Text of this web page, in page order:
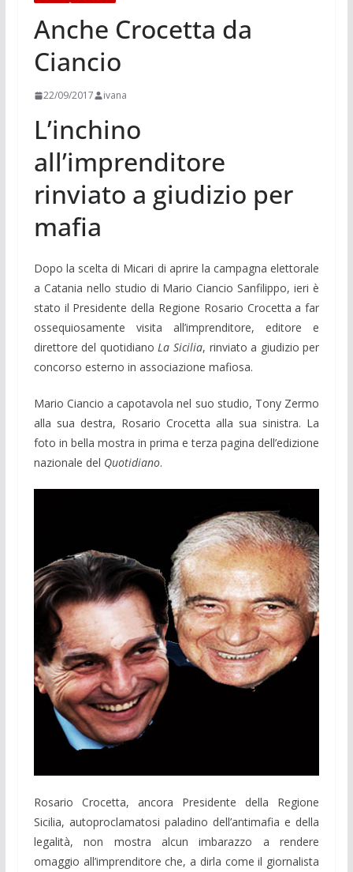
Anche Crocetta da
Ciancio
22/09/2017 ivana
L’inchino
all’imprenditore
rinviato a giudizio per
mafia
Dopo la scelta di Micari di aprire la campagna elettorale
a Catania nello studio di Mario Ciancio Sanfilippo, ieri è
stato il Presidente della Regione Rosario Crocetta a far
ossequiosamente visita all’imprenditore, editore e
direttore del quotidianoLa Sicilia, rinviato a giudizio per
concorso esterno in associazione mafiosa.
Mario Ciancio a capotavola nel suo studio, Tony Zermo
alla sua destra, Rosario Crocetta alla sua sinistra. La
foto in bella mostra in prima e terza pagina dell’edizione
nazionale del Quotidiano.
Rosario Crocetta, ancora Presidente della Regione
Sicilia, autoproclamatosi paladino dell’antimafia e della
legalità, non mostra alcun imbarazzo a rendere
omaggio all’imprenditore che, a dirla come il giornalista